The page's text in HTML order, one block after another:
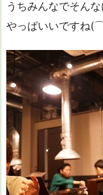
うちみんなでそん
やっぱいいですね